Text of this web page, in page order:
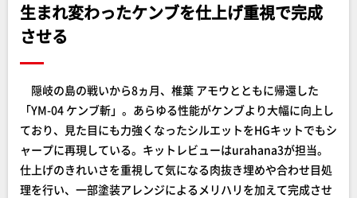
生まれ変わったケンブを仕上げ重視で完成
させる
隠岐の島の戦いから8ヵ月、椎葉 アモウとともに帰還した
「YM-04 ケンブ斬」。あらゆる性能がケンブより大幅に向上し
ており、見た目にも力強くなったシルエットをHGキットでもシ
ャープに再現している。キットレビューはurahana3が担当。
仕上げのきれいさを重視して気になる肉抜き埋めや合わせ目処
理を行い、一部塗装アレンジによるメリハリを加えて完成させ